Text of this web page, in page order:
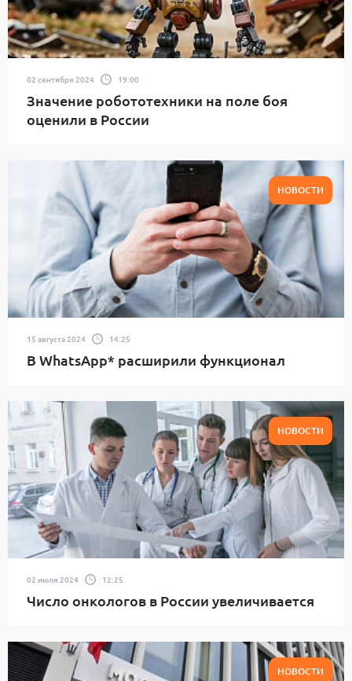
02 сентября 2024 19:00
Значение робототехники на поле боя
оценили в России
НОВОСТИ
15 августа 2024 14:25
В WhatsApp* расширили функционал
НОВОСТИ
02 июля 2024 12:25
Число онкологов в России увеличивается
НОВОСТИ